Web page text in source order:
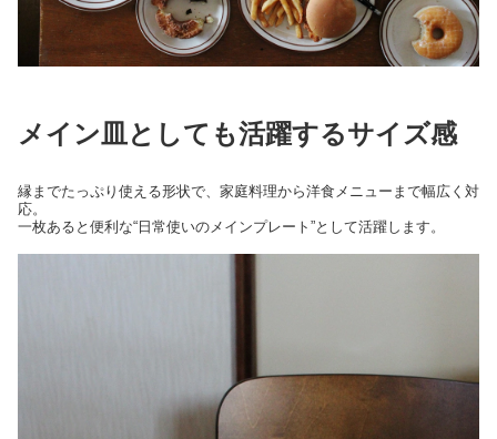
メイン皿としても活躍するサイズ感
縁までたっぷり使える形状で、家庭料理から洋食メニューまで幅広く対
応。
一枚あると便利な“日常使いのメインプレート”として活躍します。